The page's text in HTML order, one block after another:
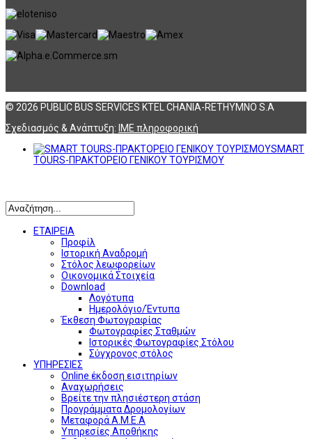
© 2026 PUBLIC BUS SERVICES KTEL CHANIA-RETHYMNO S.A
Σχεδιασμός & Ανάπτυξη: ΙΜΕ πληροφορική
SMART
TOURS-ΠΡΑΚΤΟΡΕΙΟ ΓΕΝΙΚΟΥ ΤΟΥΡΙΣΜΟΥ
ΕΤΑΙΡΕΙΑ
Προφίλ
Ιστορική Αναδρομή
Στόλος λεωφορείων
Οικονομικά Στοιχεία
Download
Λογότυπα
Ημερολόγιο/Έντυπα
Έκθεση Φωτογραφίας
Φωτογραφίες Σταθμών
Ιστορικές Φωτογραφίες Στόλου
Σύγχρονος στόλος
ΥΠΗΡΕΣΙΕΣ
Online έκδοση εισιτηρίων
Αναχωρήσεις
Βρείτε την πλησιέστερη στάση
Προγράμματα Δρομολογίων
Μεταφορά Α.Μ.Ε.Α
Υπηρεσίες Αποθήκης